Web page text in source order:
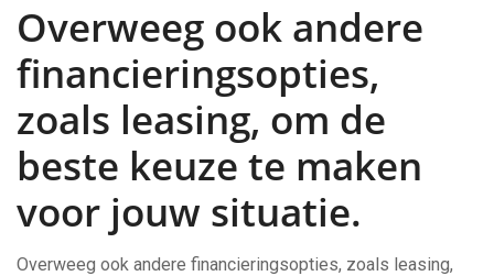
Overweeg ook andere
financieringsopties,
zoals leasing, om de
beste keuze te maken
voor jouw situatie.
Overweeg ook andere financieringsopties, zoals leasing,